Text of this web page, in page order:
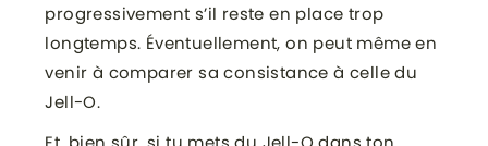
progressivement s’il reste en place trop
longtemps. Éventuellement, on peut même en
venir à comparer sa consistance à celle du
Jell-O.